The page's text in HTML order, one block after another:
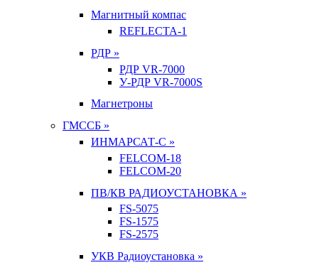
Магнитный компас
REFLECTA-1
РДР »
РДР VR-7000
У-РДР VR-7000S
Магнетроны
ГМССБ »
ИНМАРСАТ-С »
FELCOM-18
FELCOM-20
ПВ/КВ РАДИОУСТАНОВКА »
FS-5075
FS-1575
FS-2575
УКВ Радиоустановка »